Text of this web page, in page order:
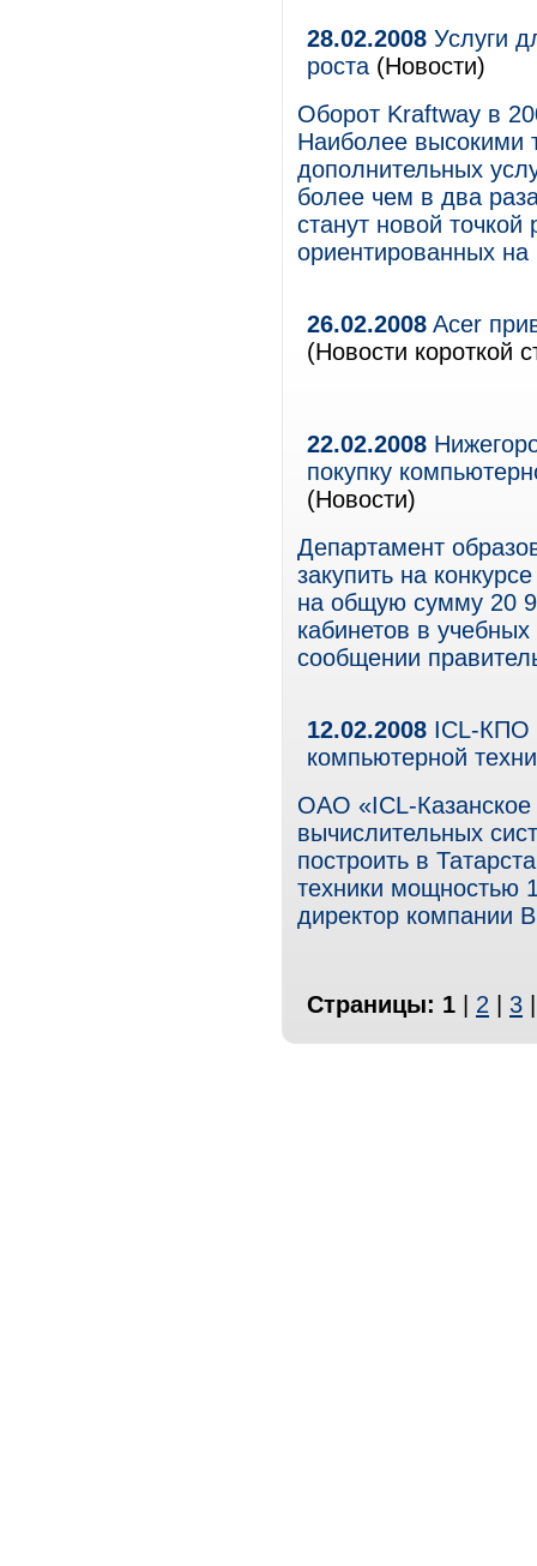
28.02.2008 Услуги
роста (Новости)
Оборот Kraftway в
Наиболее высокими
дополнительных
более чем в два
станут новой
ориентированных на
26.02.2008 Acer
(Новости короткой
22.02.2008
покупку
(Новости)
Департамент
закупить на
на общую сумму 20
кабинетов в
сообщении
12.02.2008 ICL-КПО
компьютерной
ОАО «ICL-Казанское
вычислительных
построить в
техники мощностью
директор компании
Страницы: 1 2 3